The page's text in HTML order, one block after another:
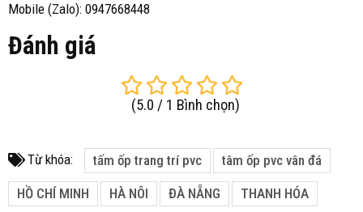
Mobile (Zalo): 0947668448
Đánh giá
(5.0 / 1 Bình chọn)
Từ khóa: tấm ốp trang trí pvc tâm ốp pvc vân đá
HỒ CHÍ MINH HÀ NÔI ĐÀ NẴNG THANH HÓA